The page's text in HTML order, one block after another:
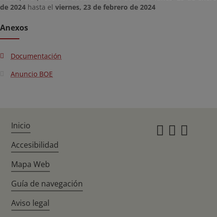
de 2024 hasta el viernes, 23 de febrero de 2024
Anexos
Documentación
Anuncio BOE
Inicio
Accesibilidad
Mapa Web
Guía de navegación
Aviso legal